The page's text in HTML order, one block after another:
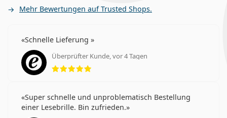
Mehr Bewertungen auf Trusted Shops.
Schnelle Lieferung
Überprüfter Kunde, vor 4 Tagen
Bewertung 5 aus 5
Super schnelle und unproblematisch Bestellung
einer Lesebrille. Bin zufrieden.